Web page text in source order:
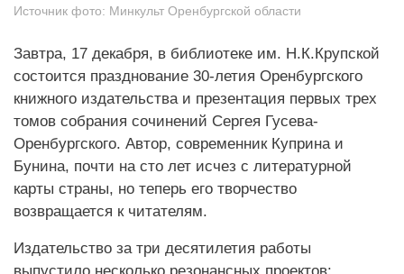
Источник фото: Минкульт Оренбургской области
Завтра, 17 декабря, в библиотеке им. Н.К.Крупской
состоится празднование 30-летия Оренбургского
книжного издательства и презентация первых трех
томов собрания сочинений Сергея Гусева-
Оренбургского. Автор, современник Куприна и
Бунина, почти на сто лет исчез с литературной
карты страны, но теперь его творчество
возвращается к читателям.
Издательство за три десятилетия работы
выпустило несколько резонансных проектов: